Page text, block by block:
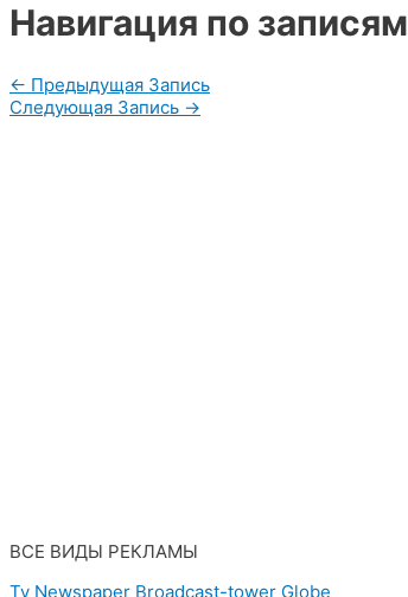
Навигация по записям
← Предыдущая Запись
Следующая Запись →
ВСЕ ВИДЫ РЕКЛАМЫ
Tv Newspaper Broadcast-tower Globe